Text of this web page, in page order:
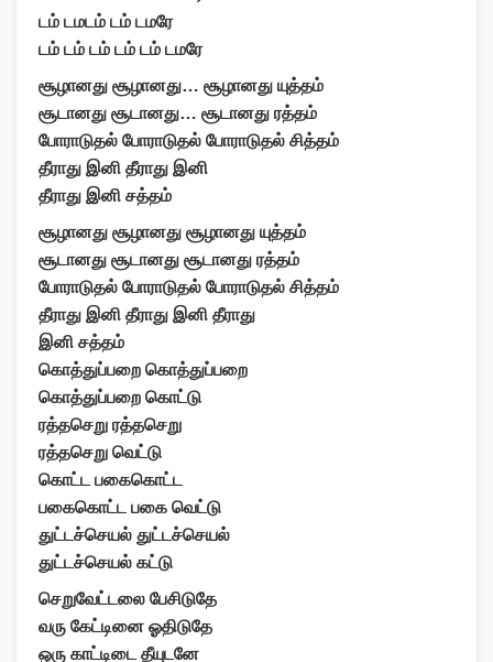
டம் டமடம் டம் டமரே
டம் டம் டம் டம் டம் டமரே
சூழானது சூழானது… சூழானது யுத்தம்
சூடானது சூடானது… சூடானது ரத்தம்
போராடுதல் போராடுதல் போராடுதல் சித்தம்
தீராது இனி தீராது இனி
தீராது இனி சத்தம்
சூழானது சூழானது சூழானது யுத்தம்
சூடானது சூடானது சூடானது ரத்தம்
போராடுதல் போராடுதல் போராடுதல் சித்தம்
தீராது இனி தீராது இனி தீராது
இனி சத்தம்
கொத்துப்பறை கொத்துப்பறை
கொத்துப்பறை கொட்டு
ரத்தசெறு ரத்தசெறு
ரத்தசெறு வெட்டு
கொட்ட பகைகொட்ட
பகைகொட்ட பகை வெட்டு
துட்டச்செயல் துட்டச்செயல்
துட்டச்செயல் கட்டு
செறுவேட்டலை பேசிடுதே
வரு கேட்டினை ஓதிடுதே
ஒரு காட்டிடை தீயுடனே